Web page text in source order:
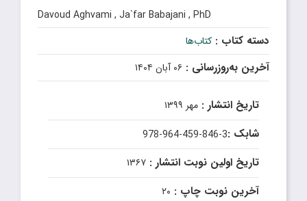
Davoud Aghvami , Ja`far Babajani , PhD
دسته کتاب : کتاب‌ها
آخرین به‌روزرسانی : ۰۶ آبان ۱۴۰۴
تاریخ انتشار : مهر ۱۳۹۹
شابک :978-964-459-846-3
تاریخ اولین نوبت انتشار : ۱۳۶۷
آخرین نوبت چاپ : ۲۰